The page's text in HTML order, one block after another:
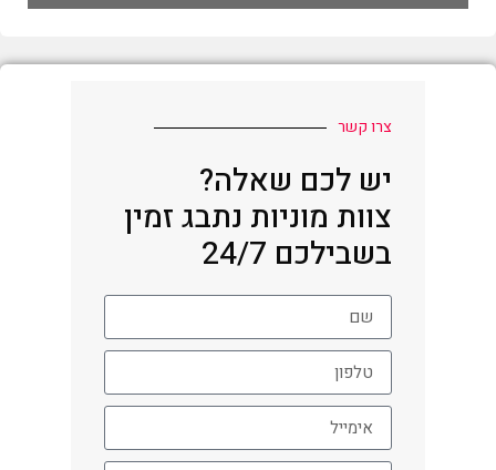
צרו קשר
יש לכם שאלה?
צוות מוניות נתבג זמין
בשבילכם 24/7